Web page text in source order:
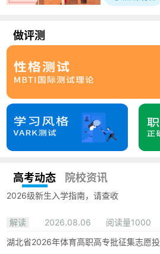
做评测
高考动态 院校资讯
2026级新生入学指南，请查收
解读 2026.08.06
阅读量1000
湖北省2026年体育高职高专批征集志愿